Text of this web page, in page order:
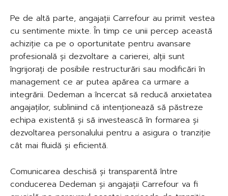
Pe de altă parte, angajații Carrefour au primit vestea
cu sentimente mixte. În timp ce unii percep această
achiziție ca pe o oportunitate pentru avansare
profesională și dezvoltare a carierei, alții sunt
îngrijorați de posibile restructurări sau modificări în
management ce ar putea apărea ca urmare a
integrării. Dedeman a încercat să reducă anxietatea
angajaților, subliniind că intenționează să păstreze
echipa existentă și să investească în formarea și
dezvoltarea personalului pentru a asigura o tranziție
cât mai fluidă și eficientă.
Comunicarea deschisă și transparentă între
conducerea Dedeman și angajații Carrefour va fi